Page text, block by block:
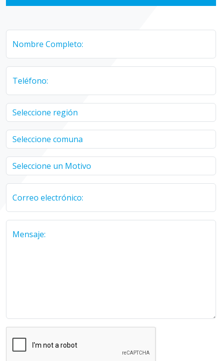
Nombre Completo:
Teléfono:
Correo electrónico:
Mensaje: